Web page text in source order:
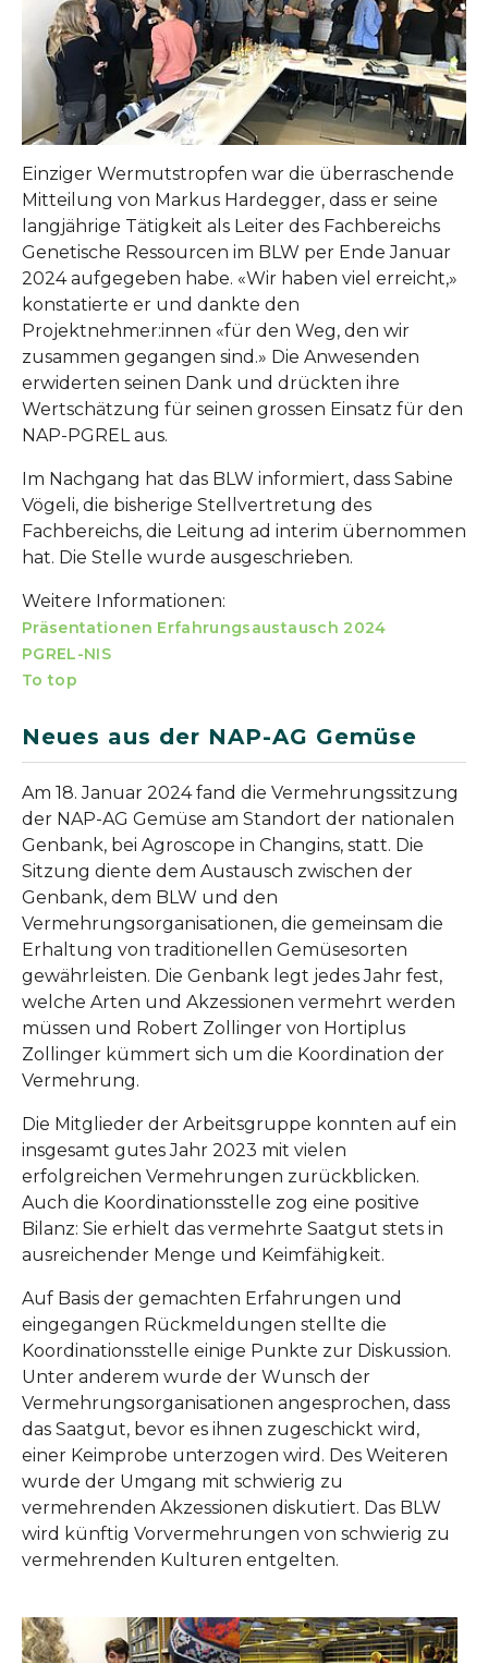
Einziger Wermutstropfen war die überraschende
Mitteilung von Markus Hardegger, dass er seine
langjährige Tätigkeit als Leiter des Fachbereichs
Genetische Ressourcen im BLW per Ende Januar
2024 aufgegeben habe. «Wir haben viel erreicht,»
konstatierte er und dankte den
Projektnehmer:innen «für den Weg, den wir
zusammen gegangen sind.» Die Anwesenden
erwiderten seinen Dank und drückten ihre
Wertschätzung für seinen grossen Einsatz für den
NAP-PGREL aus.
Im Nachgang hat das BLW informiert, dass Sabine
Vögeli, die bisherige Stellvertretung des
Fachbereichs, die Leitung ad interim übernommen
hat. Die Stelle wurde ausgeschrieben.
Weitere Informationen:
Präsentationen Erfahrungsaustausch 2024
PGREL-NIS
To top
Neues aus der NAP-AG Gemüse
Am 18. Januar 2024 fand die Vermehrungssitzung
der NAP-AG Gemüse am Standort der nationalen
Genbank, bei Agroscope in Changins, statt. Die
Sitzung diente dem Austausch zwischen der
Genbank, dem BLW und den
Vermehrungsorganisationen, die gemeinsam die
Erhaltung von traditionellen Gemüsesorten
gewährleisten. Die Genbank legt jedes Jahr fest,
welche Arten und Akzessionen vermehrt werden
müssen und Robert Zollinger von Hortiplus
Zollinger kümmert sich um die Koordination der
Vermehrung.
Die Mitglieder der Arbeitsgruppe konnten auf ein
insgesamt gutes Jahr 2023 mit vielen
erfolgreichen Vermehrungen zurückblicken.
Auch die Koordinationsstelle zog eine positive
Bilanz: Sie erhielt das vermehrte Saatgut stets in
ausreichender Menge und Keimfähigkeit.
Auf Basis der gemachten Erfahrungen und
eingegangen Rückmeldungen stellte die
Koordinationsstelle einige Punkte zur Diskussion.
Unter anderem wurde der Wunsch der
Vermehrungsorganisationen angesprochen, dass
das Saatgut, bevor es ihnen zugeschickt wird,
einer Keimprobe unterzogen wird. Des Weiteren
wurde der Umgang mit schwierig zu
vermehrenden Akzessionen diskutiert. Das BLW
wird künftig Vorvermehrungen von schwierig zu
vermehrenden Kulturen entgelten.